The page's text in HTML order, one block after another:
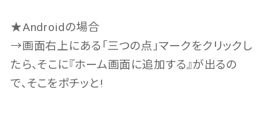
★Androidの場合
→画面右上にある「三つの点」マークをクリックし
たら、そこに『ホーム画面に追加する』が出るの
で、そこをポチッと!